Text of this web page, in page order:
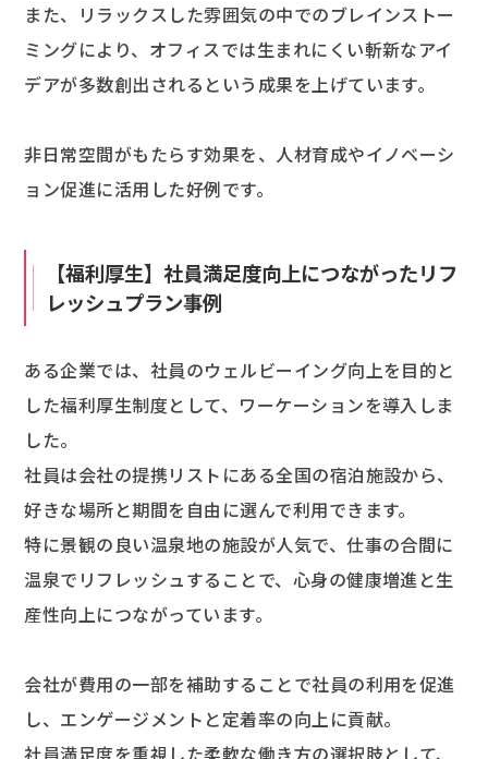
また、リラックスした雰囲気の中でのブレインストー
ミングにより、オフィスでは生まれにくい斬新なアイ
デアが多数創出されるという成果を上げています。
非日常空間がもたらす効果を、人材育成やイノベーシ
ョン促進に活用した好例です。
【福利厚生】社員満足度向上につながったリフ
レッシュプラン事例
ある企業では、社員のウェルビーイング向上を目的と
した福利厚生制度として、ワーケーションを導入しま
した。
社員は会社の提携リストにある全国の宿泊施設から、
好きな場所と期間を自由に選んで利用できます。
特に景観の良い温泉地の施設が人気で、仕事の合間に
温泉でリフレッシュすることで、心身の健康増進と生
産性向上につながっています。
会社が費用の一部を補助することで社員の利用を促進
し、エンゲージメントと定着率の向上に貢献。